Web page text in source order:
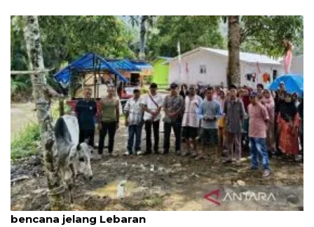
Gubernur Sumut beri bantuan 10 sapi bagi korban
bencana jelang Lebaran